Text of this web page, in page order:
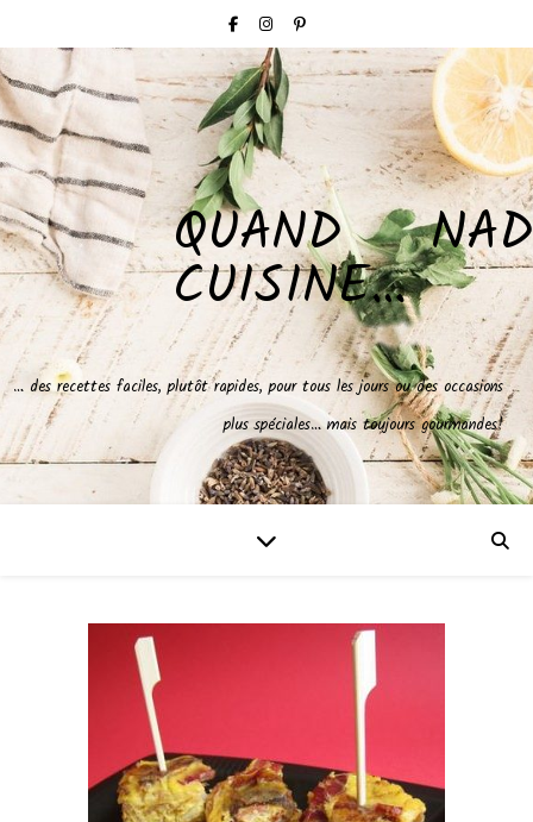
QUAND NAD
CUISINE…
… des recettes faciles, plutôt rapides, pour tous les jours ou des occasions
plus spéciales… mais toujours gourmandes!